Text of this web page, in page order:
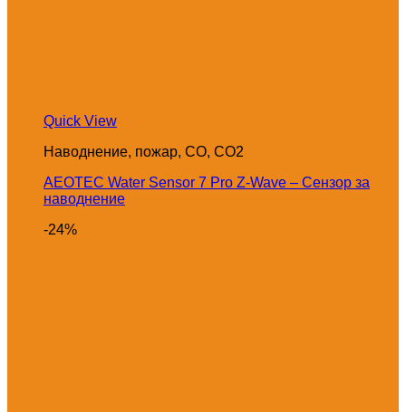
Quick View
Наводнение, пожар, CO, CO2
AEOTEC Water Sensor 7 Pro Z-Wave – Сензор за
наводнение
-24%